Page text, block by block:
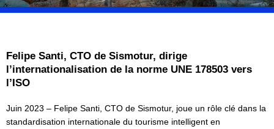
Felipe Santi, CTO de Sismotur, dirige
l’internationalisation de la norme UNE 178503 vers
l’ISO
Juin 2023 – Felipe Santi, CTO de Sismotur, joue un rôle clé dans la
standardisation internationale du tourisme intelligent en